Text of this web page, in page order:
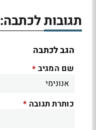
תגובות לכתבה:
הגב לכתבה
שם המגיב *
כותרת תגובה *